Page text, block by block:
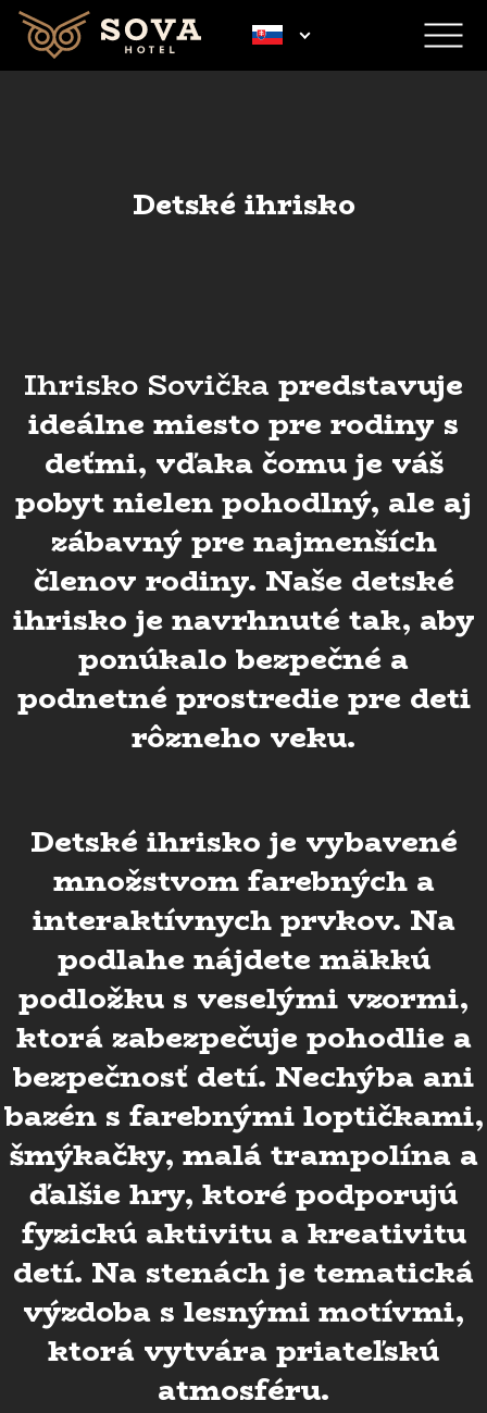
Detské ihrisko
Ihrisko Sovička predstavuje
ideálne miesto pre rodiny s
deťmi, vďaka čomu je váš
pobyt nielen pohodlný, ale aj
zábavný pre najmenších
členov rodiny. Naše detské
ihrisko je navrhnuté tak, aby
ponúkalo bezpečné a
podnetné prostredie pre deti
rôzneho veku.
Detské ihrisko je vybavené
množstvom farebných a
interaktívnych prvkov. Na
podlahe nájdete mäkkú
podložku s veselými vzormi,
ktorá zabezpečuje pohodlie a
bezpečnosť detí. Nechýba ani
bazén s farebnými loptičkami,
šmýkačky, malá trampolína a
ďalšie hry, ktoré podporujú
fyzickú aktivitu a kreativitu
detí. Na stenách je tematická
výzdoba s lesnými motívmi,
ktorá vytvára priateľskú
atmosféru.